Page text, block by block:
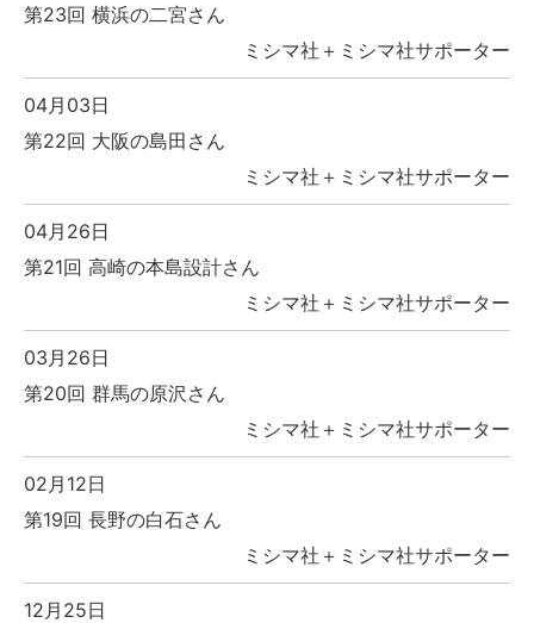
第23回 横浜の二宮さん
ミシマ社＋ミシマ社サポーター
04月03日
第22回 大阪の島田さん
ミシマ社＋ミシマ社サポーター
04月26日
第21回 高崎の本島設計さん
ミシマ社＋ミシマ社サポーター
03月26日
第20回 群馬の原沢さん
ミシマ社＋ミシマ社サポーター
02月12日
第19回 長野の白石さん
ミシマ社＋ミシマ社サポーター
12月25日